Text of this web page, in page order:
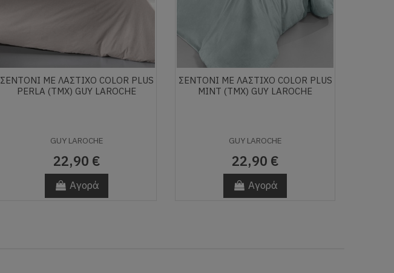
ΣΕΝΤΟΝΙ ΜΕ ΛΑΣΤΙΧΟ COLOR PLUS
PERLA (ΤΜΧ) GUY LAROCHE
GUY LAROCHE
22,90 €
Αγορά
ΣΕΝΤΟΝΙ ΜΕ ΛΑΣΤΙΧΟ COLOR PLUS
MINT (ΤΜΧ) GUY LAROCHE
GUY LAROCHE
22,90 €
Αγορά